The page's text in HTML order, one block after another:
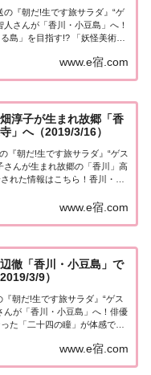
の『朝だ!生です旅サラダ』“ゲ
人さんが「香川・小豆島」へ！
る島」を目指す!? 「妖怪美術
き火ごはん」体験！など、紹介
www.e宿.com
畑淳子が生まれ故郷「香
」へ（2019/3/16）
『朝だ!生です旅サラダ』“ゲス
さんが生まれ故郷の「香川」高
れた情報はこちら！香川・高
青春時代を過ごした高松市と生
www.e宿.com
辺徹「香川・小豆島」で
3/9）
朝だ!生です旅サラダ』“ゲス
んが「香川・小豆島」へ！俳優
た「二十四の瞳」が体感でき
された情報はこちら！香川・小
www.e宿.com